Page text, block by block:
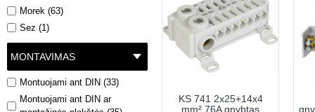
Morek (63)
Sez (1)
MONTAVIMAS
Montuojami ant DIN (33)
Montuojami ant DIN ar
KS 741 2x25+14x4
mm² 76A gnybtas